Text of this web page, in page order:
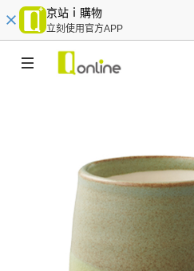
京站ｉ購物
立刻使用官方APP